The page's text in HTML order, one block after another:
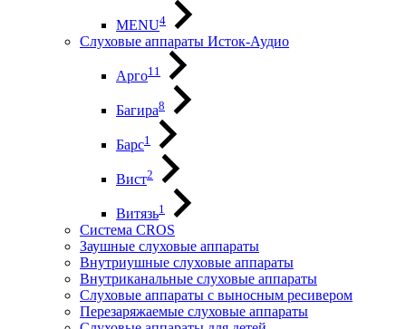
MENU4
Слуховые аппараты Исток-Аудио
Арго11
Багира8
Барс1
Вист2
Витязь1
Система CROS
Заушные слуховые аппараты
Внутриушные слуховые аппараты
Внутриканальные слуховые аппараты
Слуховые аппараты с выносным ресивером
Перезаряжаемые слуховые аппараты